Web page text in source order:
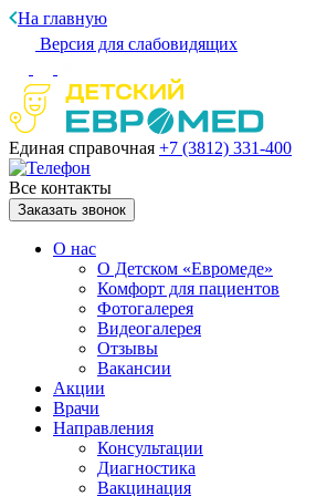
На главную
Версия для слабовидящих
Единая справочная +7 (3812) 331-400
Все контакты
Заказать звонок
О нас
О Детском «Евромеде»
Комфорт для пациентов
Фотогалерея
Видеогалерея
Отзывы
Вакансии
Акции
Врачи
Направления
Консультации
Диагностика
Вакцинация